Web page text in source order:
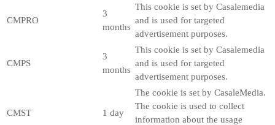
CMPRO
3
months
This cookie is set by Casalemedia
and is used for targeted
advertisement purposes.
CMPS
3
months
This cookie is set by Casalemedia
and is used for targeted
advertisement purposes.
CMST 1 day
The cookie is set by CasaleMedia.
The cookie is used to collect
information about the usage